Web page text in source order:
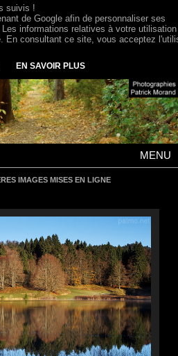
MENU
IMAGES MISES EN LIGNE
suivis !
de Google afin de personnaliser ses
informations relatives à votre
En consultant ce site, vous acceptez
EN SAVOIR PLUS